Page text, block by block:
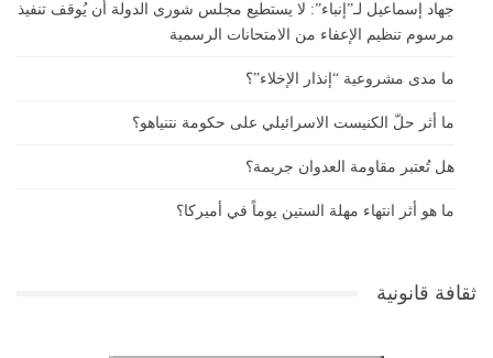
جهاد إسماعيل لـ”إنباء”: لا يستطيع مجلس شورى الدولة أن يُوقف تنفيذ
مرسوم تنظيم الإعفاء من الامتحانات الرسمية
ما مدى مشروعية “إنذار الإخلاء”؟
ما أثر حلّ الكنيست الاسرائيلي على حكومة نتنياهو؟
هل تُعتبر مقاومة العدوان جريمة؟
ما هو أثر انتهاء مهلة الستين يوماً في أميركا؟
ثقافة قانونية